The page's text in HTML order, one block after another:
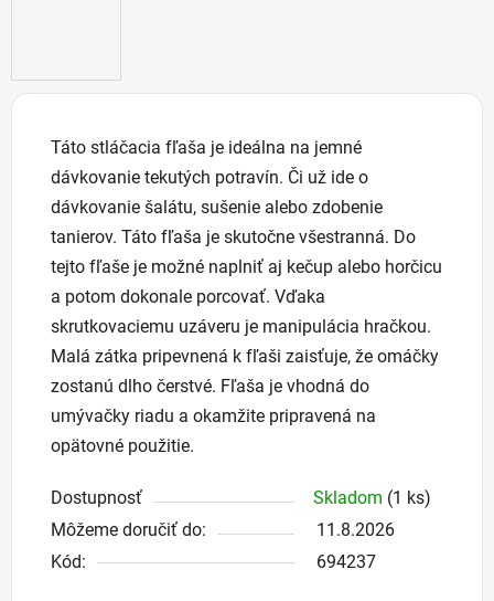
Táto stláčacia fľaša je ideálna na jemné
dávkovanie tekutých potravín. Či už ide o
dávkovanie šalátu, sušenie alebo zdobenie
tanierov. Táto fľaša je skutočne všestranná. Do
tejto fľaše je možné naplniť aj kečup alebo horčicu
a potom dokonale porcovať. Vďaka
skrutkovaciemu uzáveru je manipulácia hračkou.
Malá zátka pripevnená k fľaši zaisťuje, že omáčky
zostanú dlho čerstvé. Fľaša je vhodná do
umývačky riadu a okamžite pripravená na
opätovné použitie.
Dostupnosť Skladom (1 ks)
Môžeme doručiť do:
11.8.2026
Kód:
694237